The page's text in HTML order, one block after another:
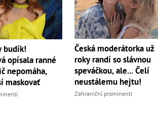
budík!
opísala ranné
nepomáha,
maskovať
Česká moderátorka už
roky randí so slávnou
speváčkou, ale... Čelí
neustálemu hejtu!
Zahraniční prominenti